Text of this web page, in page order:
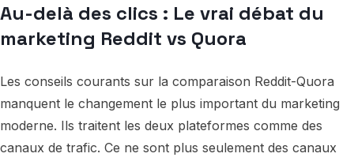
Au-delà des clics : Le vrai débat du
marketing Reddit vs Quora
Les conseils courants sur la comparaison Reddit-Quora
manquent le changement le plus important du marketing
moderne. Ils traitent les deux plateformes comme des
canaux de trafic. Ce ne sont plus seulement des canaux